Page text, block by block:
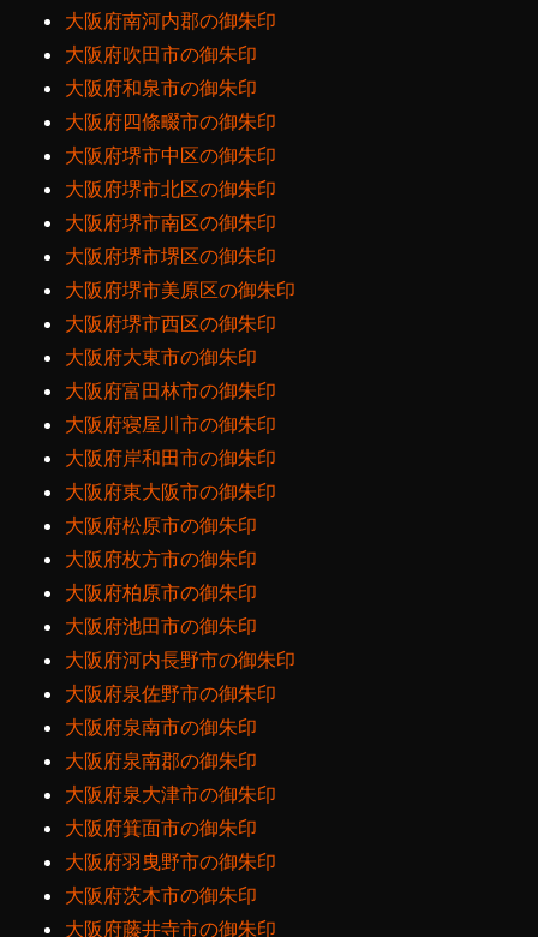
大阪府南河内郡の御朱印
大阪府吹田市の御朱印
大阪府和泉市の御朱印
大阪府四條畷市の御朱印
大阪府堺市中区の御朱印
大阪府堺市北区の御朱印
大阪府堺市南区の御朱印
大阪府堺市堺区の御朱印
大阪府堺市美原区の御朱印
大阪府堺市西区の御朱印
大阪府大東市の御朱印
大阪府富田林市の御朱印
大阪府寝屋川市の御朱印
大阪府岸和田市の御朱印
大阪府東大阪市の御朱印
大阪府松原市の御朱印
大阪府枚方市の御朱印
大阪府柏原市の御朱印
大阪府池田市の御朱印
大阪府河内長野市の御朱印
大阪府泉佐野市の御朱印
大阪府泉南市の御朱印
大阪府泉南郡の御朱印
大阪府泉大津市の御朱印
大阪府箕面市の御朱印
大阪府羽曳野市の御朱印
大阪府茨木市の御朱印
大阪府藤井寺市の御朱印